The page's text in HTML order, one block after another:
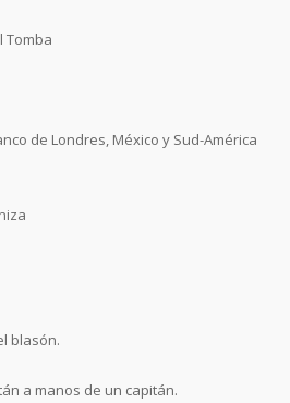
Tomba
de Londres, México y Sud-América
blasón.
a manos de un capitán.